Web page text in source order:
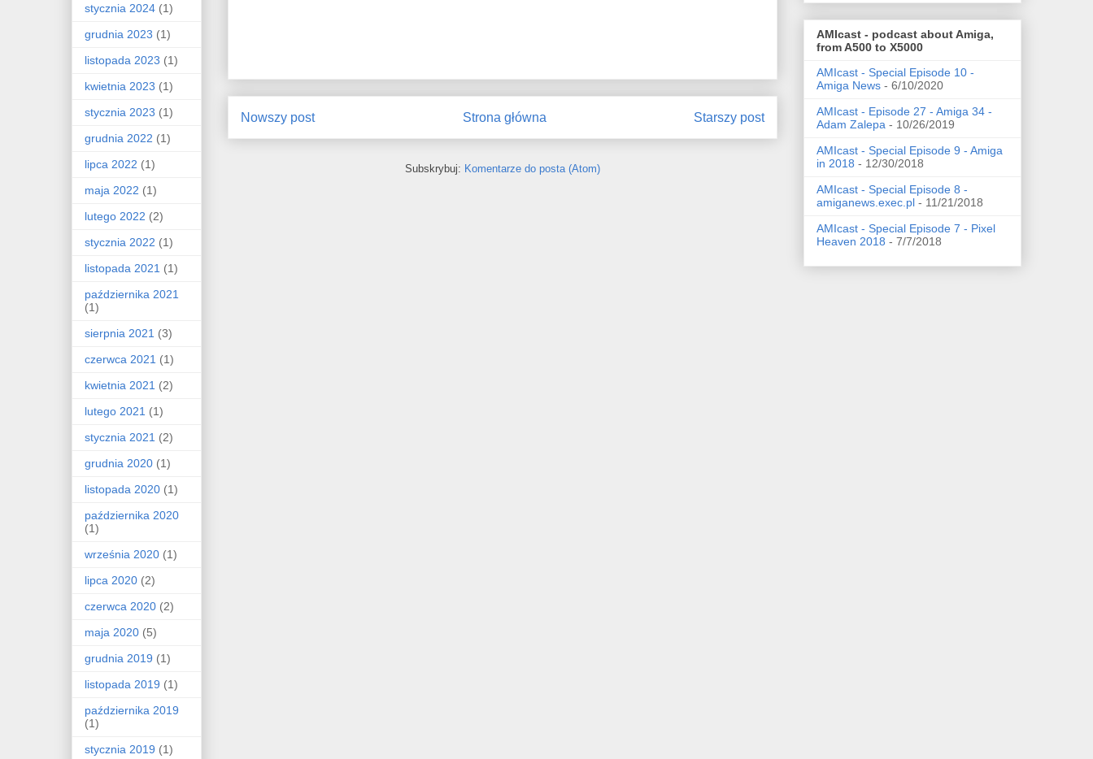
Nowszy post Starszy post
Strona główna
Subskrybuj: Komentarze do posta (Atom)
stycznia 2024 (1)
grudnia 2023 (1)
listopada 2023 (1)
kwietnia 2023 (1)
stycznia 2023 (1)
grudnia 2022 (1)
lipca 2022 (1)
maja 2022 (1)
lutego 2022 (2)
stycznia 2022 (1)
listopada 2021 (1)
października 2021
(1)
sierpnia 2021 (3)
czerwca 2021 (1)
kwietnia 2021 (2)
lutego 2021 (1)
stycznia 2021 (2)
grudnia 2020 (1)
listopada 2020 (1)
października 2020
(1)
września 2020 (1)
lipca 2020 (2)
czerwca 2020 (2)
maja 2020 (5)
grudnia 2019 (1)
listopada 2019 (1)
października 2019
(1)
stycznia 2019 (1)
AMIcast - podcast about Amiga,
from A500 to X5000
AMIcast - Special Episode 10 -
Amiga News - 6/10/2020
AMIcast - Episode 27 - Amiga 34 -
Adam Zalepa - 10/26/2019
AMIcast - Special Episode 9 - Amiga
in 2018 - 12/30/2018
AMIcast - Special Episode 8 -
amiganews.exec.pl - 11/21/2018
AMIcast - Special Episode 7 - Pixel
Heaven 2018 - 7/7/2018